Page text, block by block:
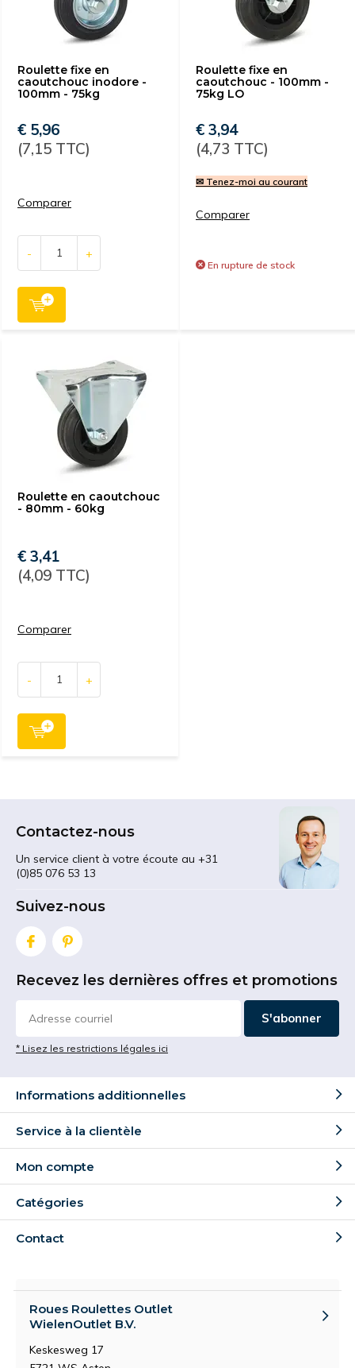
Roulette fixe en
caoutchouc inodore -
100mm - 75kg
€ 5,96
(7,15 TTC)
Comparer
- +
Roulette fixe en
caoutchouc - 100mm -
75kg LO
€ 3,94
(4,73 TTC)
✉ Tenez-moi au courant
Comparer
En rupture de stock
Roulette en caoutchouc
- 80mm - 60kg
€ 3,41
(4,09 TTC)
Comparer
- +
Contactez-nous
Un service client à votre écoute au +31
(0)85 076 53 13
Suivez-nous
Recevez les dernières offres et promotions
S'abonner
* Lisez les restrictions légales ici
Informations additionnelles
Service à la clientèle
Mon compte
Catégories
Contact
Roues Roulettes Outlet
WielenOutlet B.V.
Keskesweg 17